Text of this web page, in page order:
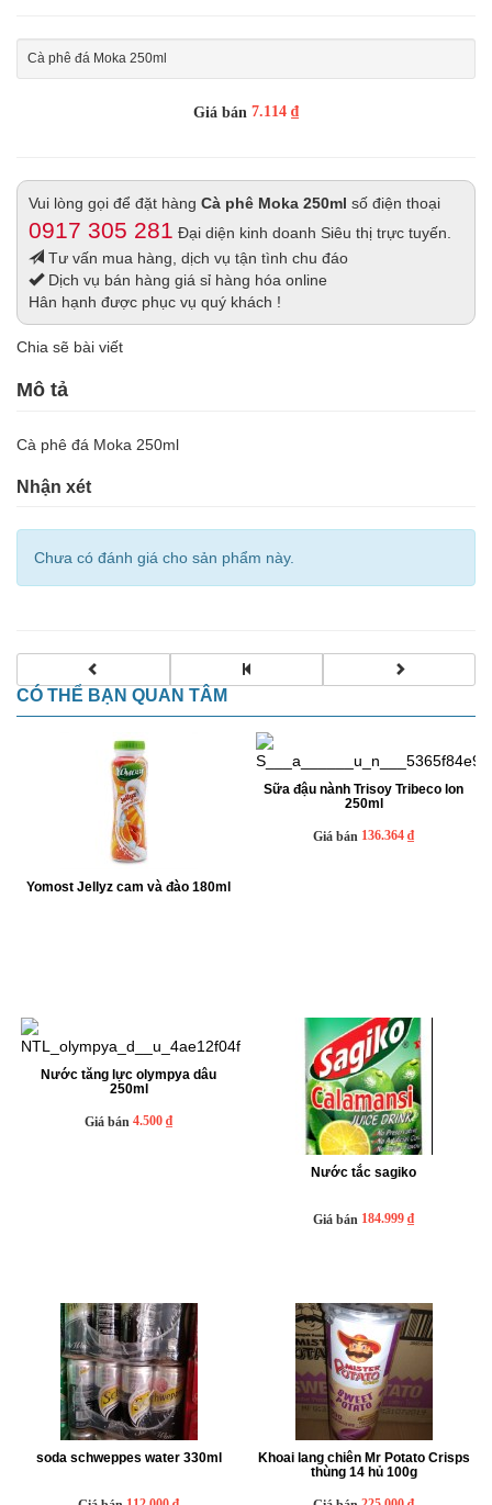
Cà phê đá Moka 250ml
Giá bán 7.114 ₫
Vui lòng gọi để đặt hàng Cà phê Moka 250ml số điện thoại
0917 305 281 Đại diện kinh doanh Siêu thị trực tuyến.
Tư vấn mua hàng, dịch vụ tận tình chu đáo
Dịch vụ bán hàng giá sỉ hàng hóa online
Hân hạnh được phục vụ quý khách !
Chia sẽ bài viết
Mô tả
Cà phê đá Moka 250ml
Nhận xét
Chưa có đánh giá cho sản phẩm này.
CÓ THỂ BẠN QUAN TÂM
Yomost Jellyz cam và đào 180ml
Sữa đậu nành Trisoy Tribeco lon
250ml
Giá bán 136.364 ₫
Nước tăng lực olympya dâu
250ml
Giá bán 4.500 ₫
Nước tắc sagiko
Giá bán 184.999 ₫
soda schweppes water 330ml
Khoai lang chiên Mr Potato Crisps
thùng 14 hủ 100g